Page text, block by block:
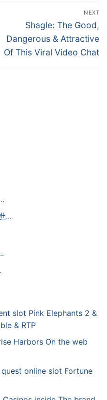
NEXT
Next
post:
Shagle: The Good,
Dangerous & Attractive
Of This Viral Video Chat
...
slot Pink Elephants 2 &
& RTP
Harbors On the web
online slot Fortune